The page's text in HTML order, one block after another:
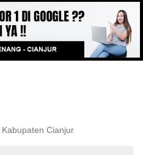
Cianjur